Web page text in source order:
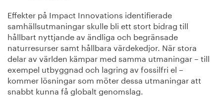
Effekter på Impact Innovations identifierade
samhällsutmaningar skulle bli ett stort bidrag till
hållbart nyttjande av ändliga och begränsade
naturresurser samt hållbara värdekedjor. När stora
delar av världen kämpar med samma utmaningar – till
exempel utbyggnad och lagring av fossilfri el –
kommer lösningar som möter dessa utmaningar att
snabbt kunna få globalt genomslag.